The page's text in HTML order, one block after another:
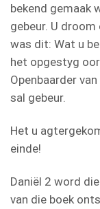
bekend gemaak
gebeur. U
was dit: Wat u
het opgestyg
Openbaarder
sal gebeur.
Het u
einde!
Daniël 2 word
van die boek